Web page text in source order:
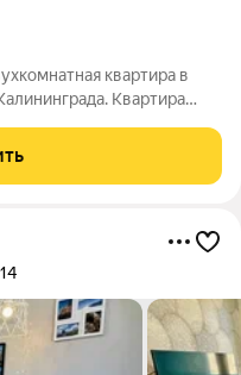
квартира в
Квартира
на обе стороны дома.